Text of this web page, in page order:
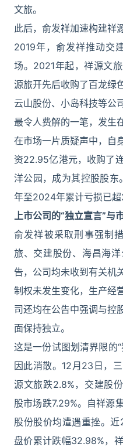
文旅。
此后，俞发祥加速构建祥
2019年，俞发祥推动交
场。2021年起，祥源文
源旅开先后收购了百龙绿
云山股份、小岛科技等公
最令人费解的一笔，发生
在市场一片质疑声中，自
资22.95亿港元，收购了
洋公园，成为其控股股
年至2024年累计亏损已超
上市公司的“独立宣言”与
俞发祥被采取刑事强制
旅、交建股份、海昌海
告，公司均未收到有关机
制权未发生变化，生产经
司还均在公告中强调与控
面保持独立。
这是一份试图划清界限的
因此消散。12月23日，
源文旅跌2.8%，交建股
股市场跌7.29%。自祥源
股份股价均遭遇重挫。
盘价累计跌幅32.98%，